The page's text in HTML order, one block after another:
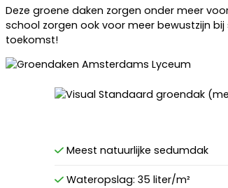
Meest natuurlijke sedumdak
Wateropslag: 35 liter/m²
Deze groene daken zorgen onder meer
school zorgen ook voor meer bewustzijn
toekomst!